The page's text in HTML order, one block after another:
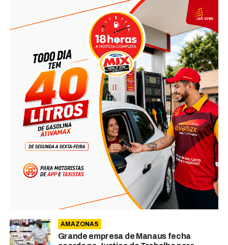
AMAZONAS
Grande empresa de Manaus fecha